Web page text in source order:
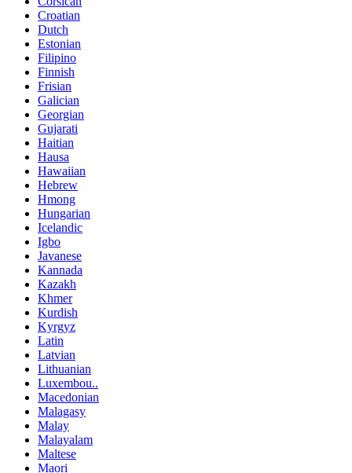
Croatian
Dutch
Estonian
Filipino
Finnish
Frisian
Galician
Georgian
Gujarati
Haitian
Hausa
Hawaiian
Hebrew
Hmong
Hungarian
Icelandic
Igbo
Javanese
Kannada
Kazakh
Khmer
Kurdish
Kyrgyz
Latin
Latvian
Lithuanian
Luxembou..
Macedonian
Malagasy
Malay
Malayalam
Maltese
Maori